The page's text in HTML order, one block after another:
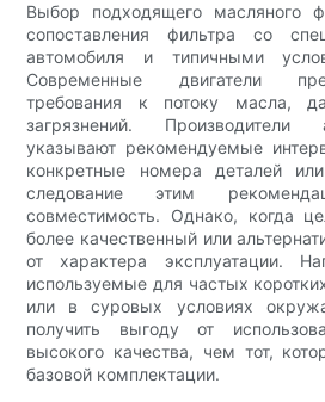
Выбор подходящего масляного
сопоставления фильтра со
автомобиля и типичными
Современные двигатели
требования к потоку масла,
загрязнений. Производители
указывают рекомендуемые
конкретные номера деталей
следование этим
совместимость. Однако, когда
более качественный или
от характера эксплуатации.
используемые для частых
или в суровых условиях
получить выгоду от
высокого качества, чем тот,
базовой комплектации.